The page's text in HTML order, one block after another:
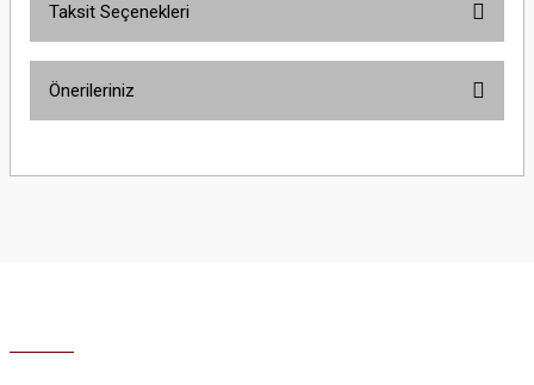
Taksit Seçenekleri
Önerileriniz
yetersiz gördüğünüz noktaları öneri formunu kullanarak tarafımıza